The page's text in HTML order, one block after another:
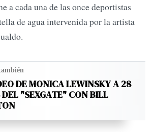
a cada una de las once deportistas
de agua intervenida por la artista
DE MONICA LEWINSKY A 28
"SEXGATE" CON BILL